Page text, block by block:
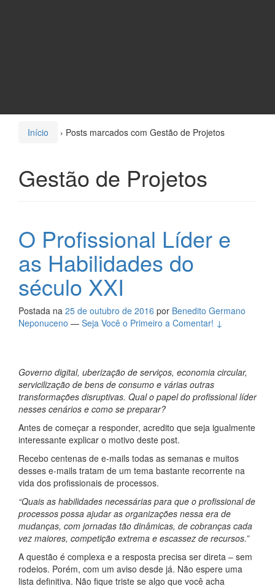
Início › Posts marcados com Gestão de Projetos
Gestão de Projetos
O Profissional Líder e
as Habilidades do
século XXI
Postada na 25 de outubro de 2016 por Benedito Germano
Neponuceno — Seja Você o Primeiro a Comentar! ↓
Governo digital, uberização de serviços, economia circular,
servicilização de bens de consumo e várias outras
transformações disruptivas. Qual o papel do profissional líder
nesses cenários e como se preparar?
Antes de começar a responder, acredito que seja igualmente
interessante explicar o motivo deste post.
Recebo centenas de e-mails todas as semanas e muitos
desses e-mails tratam de um tema bastante recorrente na
vida dos profissionais de processos.
“Quais as habilidades necessárias para que o profissional de
processos possa ajudar as organizações nessa era de
mudanças, com jornadas tão dinâmicas, de cobranças cada
vez maiores, competição extrema e escassez de recursos.”
A questão é complexa e a resposta precisa ser direta – sem
rodeios. Porém, com um aviso desde já. Não espere uma
lista definitiva. Não fique triste se algo que você acha